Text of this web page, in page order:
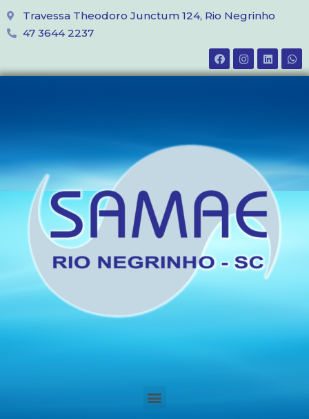
Travessa Theodoro Junctum 124, Rio Negrinho
47 3644 2237